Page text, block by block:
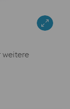
weitere